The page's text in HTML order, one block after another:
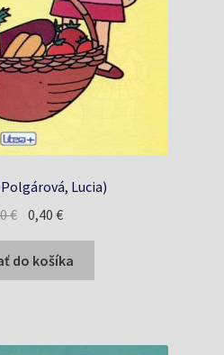
Lucia)
€ Pôvodná
bola:
0,50 €.
0,40€Aktuálna
je:
0,40 €.
do košíka